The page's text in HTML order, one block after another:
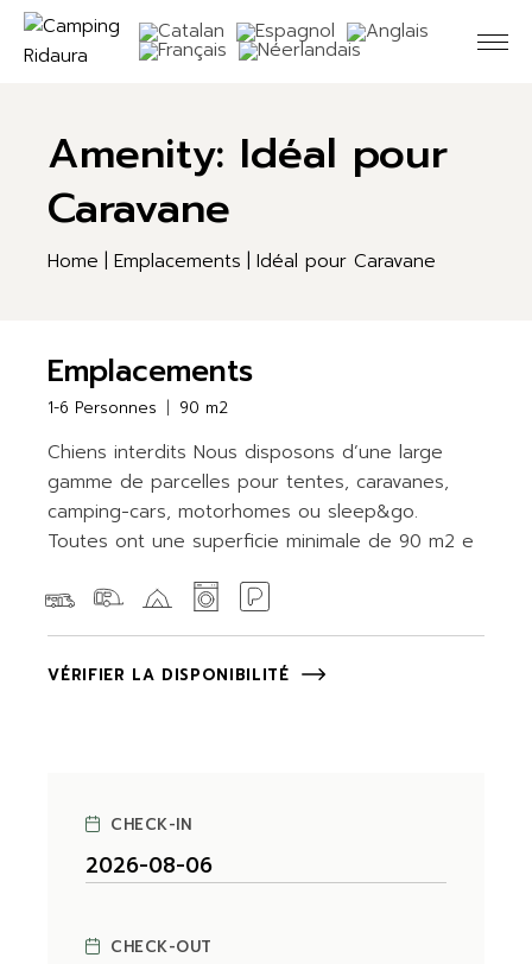
Skip
the
content
Amenity: Idéal pour
Caravane
Home Emplacements Idéal pour Caravane
Emplacements
1-6 Personnes 90 m2
Chiens interdits Nous disposons d’une large
gamme de parcelles pour tentes, caravanes,
camping-cars, motorhomes ou sleep&go.
Toutes ont une superficie minimale de 90 m2 e
VÉRIFIER LA DISPONIBILITÉ
CHECK-IN
CHECK-OUT